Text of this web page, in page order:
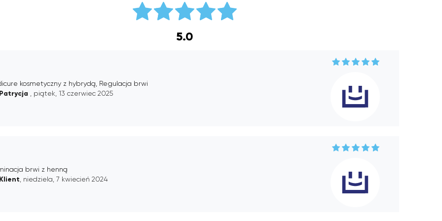
5.0
kosmetyczny z hybrydą, Regulacja brwi
Patrycja , piątek, 13 czerwiec 2025
brwi z henną
Klient , niedziela, 7 kwiecień 2024